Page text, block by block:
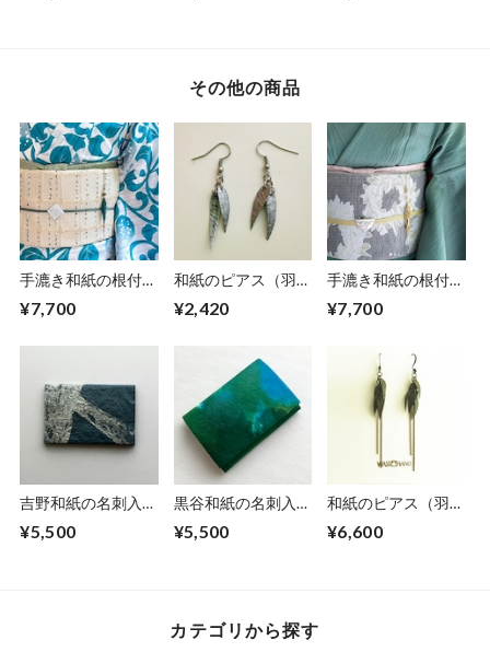
その他の商品
手漉き和紙の根付
¥7,700
和紙のピアス（羽）
¥2,420
手漉き和紙の根付
¥7,700
吉野和紙の名刺入れ
¥5,500
黒谷和紙の名刺入れ
¥5,500
和紙のピアス（羽）
¥6,600
カテゴリから探す